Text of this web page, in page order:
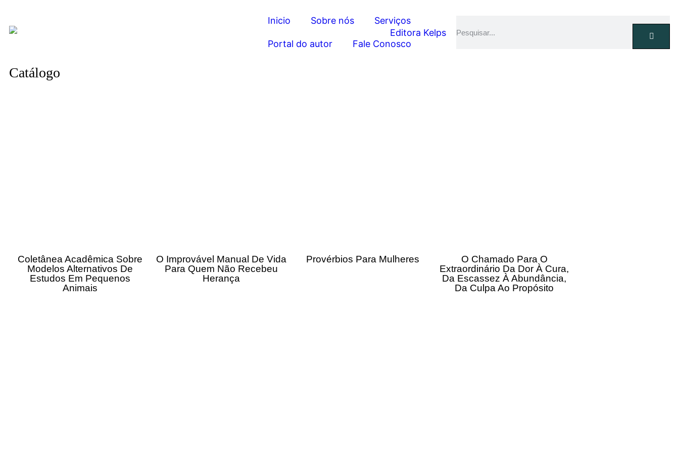
Inicio Sobre nós Serviços
Portal do autor Fale Conosco
Catálogo
Coletânea Acadêmica Sobre
Modelos Alternativos De
Estudos Em Pequenos
Animais
O Improvável Manual De Vida
Para Quem Não Recebeu
Herança
Provérbios Para Mulheres
O Chamado Para O
Extraordinário Da Dor À Cura,
Da Escassez À Abundância,
Da Culpa Ao Propósito